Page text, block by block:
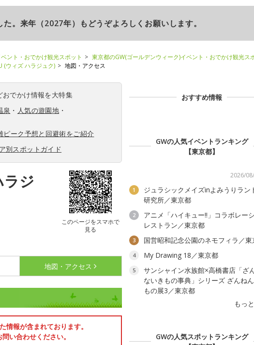
。来年（2027年）もどうぞよろしくお願いします。
ント・おでかけ観光スポット
東京都のGW(ゴールデンウィーク)イベント・おでかけ観光ス
(ウィズ ハラジュク) 地図・アクセス
おでかけ情報を大特集
泉 ・ 人気の遊園地 ・
ーク予想と回避術をご紹介
別スポットガイド
ラジ
このページをスマホで
見る
地図・アクセス
報が含まれております。
い合わせください。
おすすめ情報
GWの人気イベントランキング
【東京都】
2026/
1
ジュラシックメイズinよみうりラン
研究所／東京都
2
アニメ「ハイキュー!!」コラボレー
レストラン／東京都
3 国営昭和記念公園のネモフィラ／東
4 My Drawing 18／東京都
5
サンシャイン水族館×高橋書店「ざ
ないきもの事典」シリーズ ざんね
もの展3／東京都
もっ
GWの人気スポットランキング